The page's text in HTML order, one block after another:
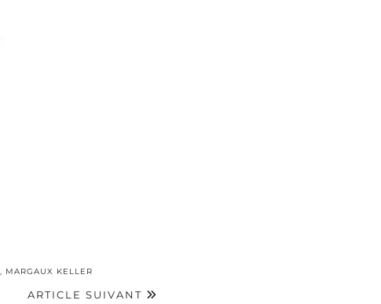
MARGAUX KELLER
ARTICLE SUIVANT